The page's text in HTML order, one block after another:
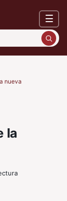
☰
nueva
la